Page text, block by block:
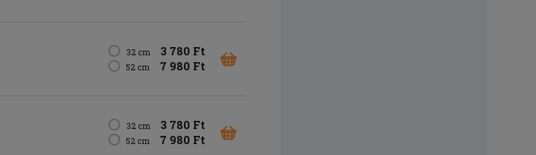
32 cm 3 780 Ft
52 cm 7 980 Ft
32 cm 3 780 Ft
52 cm 7 980 Ft